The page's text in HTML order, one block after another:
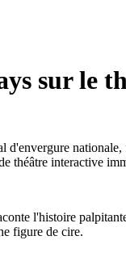
sur le
théâtre interactive
l'histoire
figure de cire.